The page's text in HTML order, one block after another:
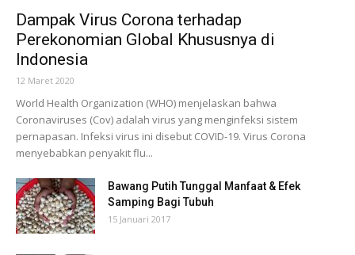
Dampak Virus Corona terhadap
Perekonomian Global Khususnya di
Indonesia
12 Maret 2020
World Health Organization (WHO) menjelaskan bahwa
Coronaviruses (Cov) adalah virus yang menginfeksi sistem
pernapasan. Infeksi virus ini disebut COVID-19. Virus Corona
menyebabkan penyakit flu...
Bawang Putih Tunggal Manfaat & Efek
Samping Bagi Tubuh
15 Januari 2017